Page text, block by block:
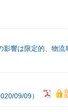
影響は限定的、物
09/09）